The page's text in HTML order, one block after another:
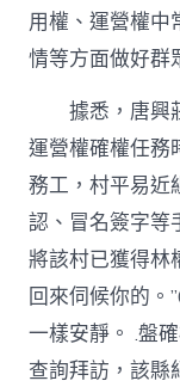
用權、運營權中
情等方面做好群
據悉，唐興
運營權確權任務
務工，村平易近
認、冒名簽字等
將該村已獲得林
回來伺候你的。
一樣安靜。 .盤
查詢拜訪，該縣